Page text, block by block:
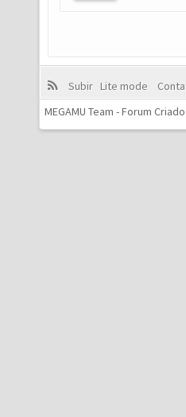
Subir Lite mode
MEGAMU Team - Forum